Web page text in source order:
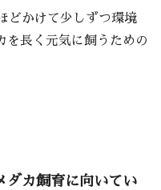
どかけて少しずつ環境
を長く元気に飼うための
ダカ飼育に向いてい